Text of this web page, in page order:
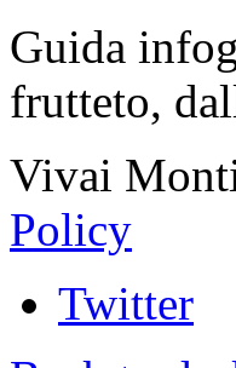
Guida
frutteto,
Vivai
Policy
Twitter